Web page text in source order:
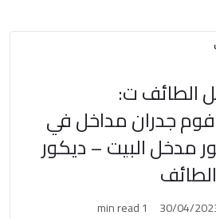
الطائف ت:
0556131856 فوم جدران مداخل في
مدخل البيت – ديكور
30/04/
1 min read